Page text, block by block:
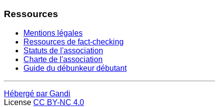
Ressources
Mentions légales
Ressources de fact-checking
Statuts de l'association
Charte de l'association
Guide du débunkeur débutant
Hébergé par Gandi
License CC BY-NC 4.0